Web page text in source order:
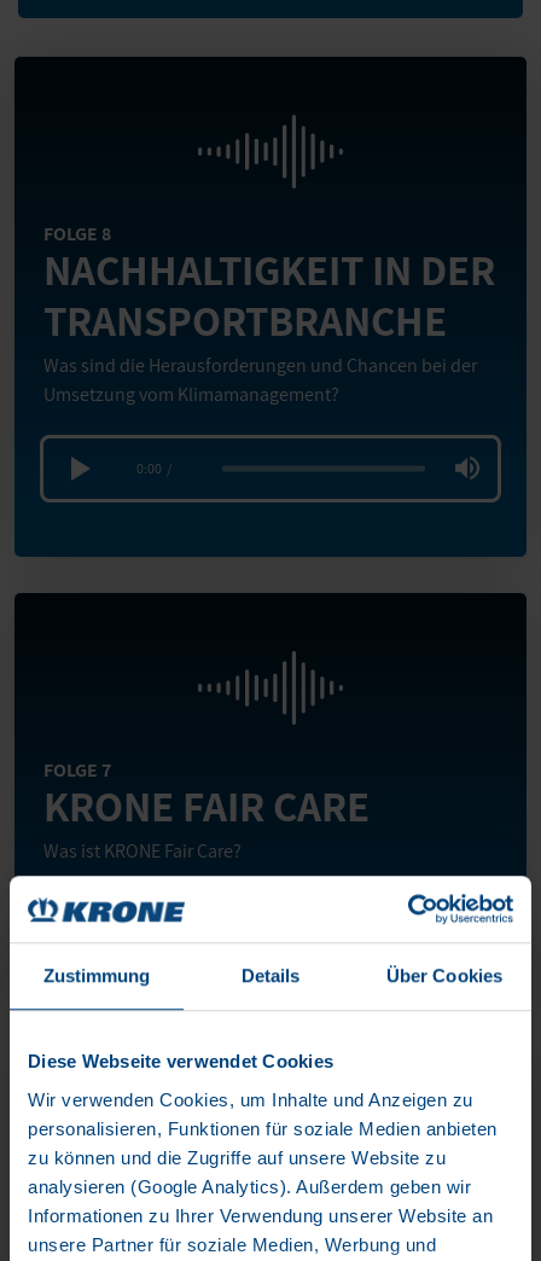
Zustimmung Details Über Cookies
Diese Webseite verwendet Cookies
Wir verwenden Cookies, um Inhalte und Anzeigen zu
personalisieren, Funktionen für soziale Medien anbieten
zu können und die Zugriffe auf unsere Website zu
analysieren (Google Analytics). Außerdem geben wir
Informationen zu Ihrer Verwendung unserer Website an
unsere Partner für soziale Medien, Werbung und
FOLGE 8
NACHHALTIGKEIT IN DER
TRANSPORTBRANCHE
Was sind die Herausforderungen und Chancen bei der
Umsetzung vom Klimamanagement?
0:00 /
FOLGE 7
KRONE FAIR CARE
Was ist KRONE Fair Care?
0:00 /
FOLGE 6